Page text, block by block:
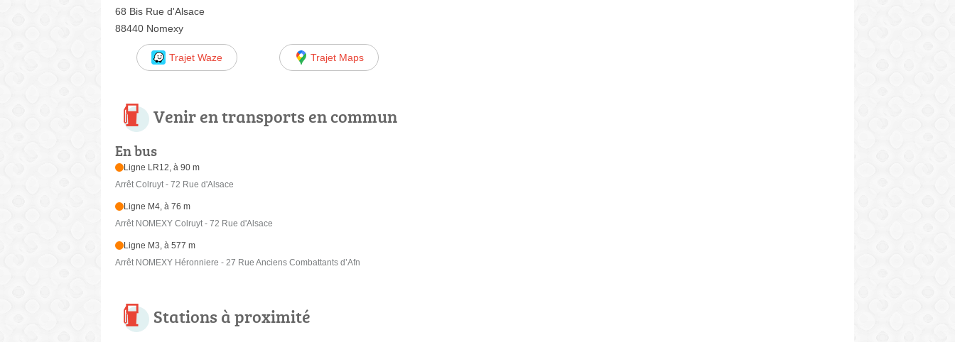
68 Bis Rue d'Alsace
88440 Nomexy
Trajet Waze Trajet Maps
Venir en transports en commun
En bus
Ligne LR12, à 90 m
Arrêt Colruyt - 72 Rue d'Alsace
Ligne M4, à 76 m
Arrêt NOMEXY Colruyt - 72 Rue d'Alsace
Ligne M3, à 577 m
Arrêt NOMEXY Héronniere - 27 Rue Anciens Combattants d’Afn
Stations à proximité